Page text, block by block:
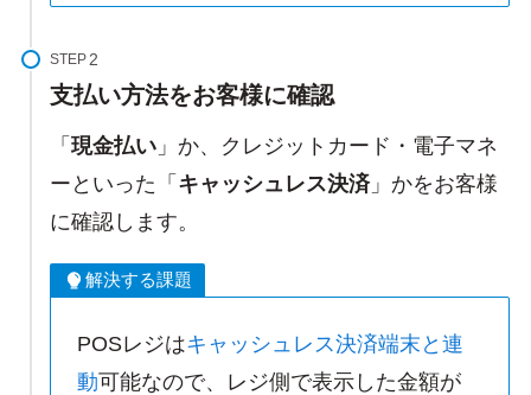
STEP
支払い方法をお客様に確認
「 現金払い」か、クレジットカード・電子マネ
ーといった「 キャッシュレス決済」かをお客様
に確認します。
解決する課題
POSレジはキャッシュレス決済端末と連
動可能なので、レジ側で表示した金額が